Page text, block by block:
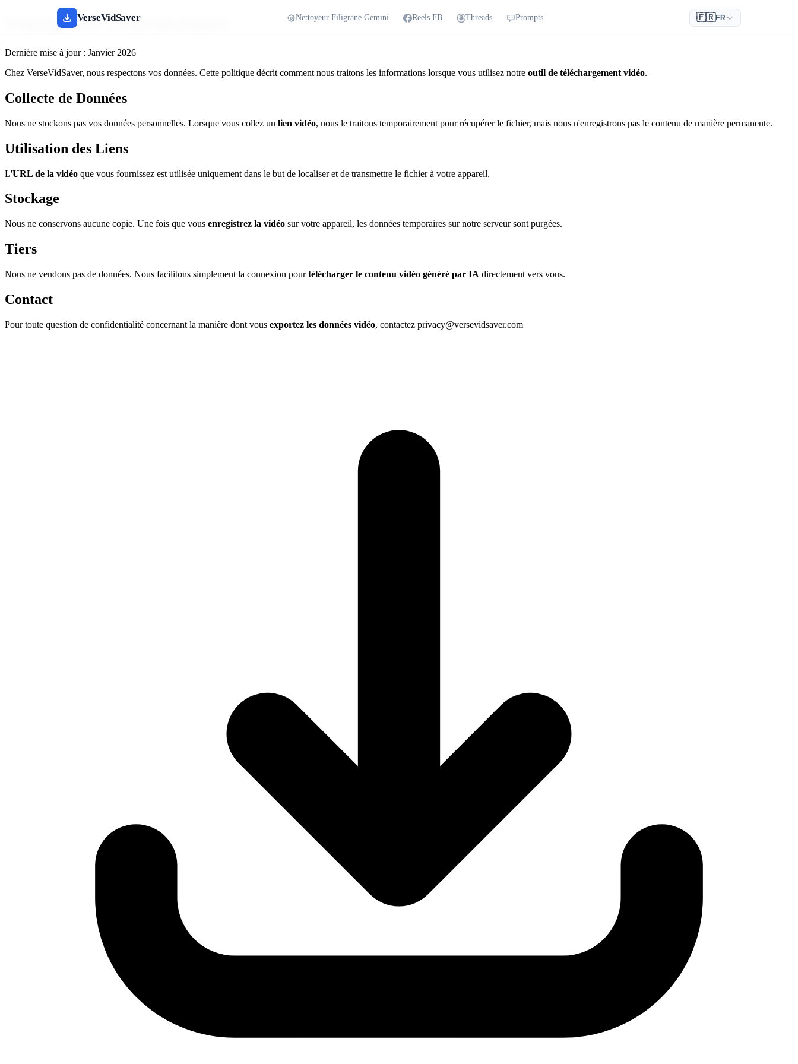
VerseVidSaver Nettoyeur Filigrane Gemini Reels FB Threads Prompts 🇫🇷FR
Politique de Confidentialité
Dernière mise à jour : Janvier 2026
Chez VerseVidSaver, nous respectons vos données. Cette politique décrit comment nous traitons les informations lorsque vous utilisez notre outil de téléchargement vidéo.
Collecte de Données
Nous ne stockons pas vos données personnelles. Lorsque vous collez un lien vidéo, nous le traitons temporairement pour récupérer le fichier, mais nous n'enregistrons pas le contenu de manière permanente.
Utilisation des Liens
L'URL de la vidéo que vous fournissez est utilisée uniquement dans le but de localiser et de transmettre le fichier à votre appareil.
Stockage
Nous ne conservons aucune copie. Une fois que vous enregistrez la vidéo sur votre appareil, les données temporaires sur notre serveur sont purgées.
Tiers
Nous ne vendons pas de données. Nous facilitons simplement la connexion pourtélécharger le contenu vidéo généré par IA directement vers vous.
Contact
Pour toute question de confidentialité concernant la manière dont vous exportez les données vidéo, contactez privacy@versevidsaver.com